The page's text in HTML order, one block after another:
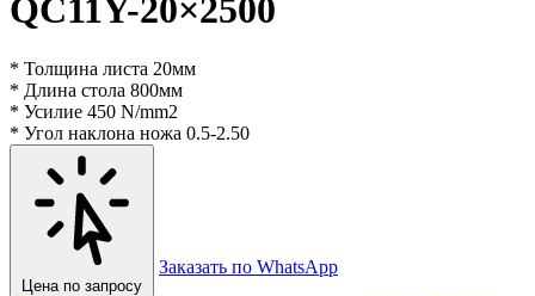
QC11Y-20×2500
* Толщина листа 20мм
* Длина стола 800мм
* Усилие 450 N/mm2
* Угол наклона ножа 0.5-2.50
Цена по запросу
Заказать по WhatsApp